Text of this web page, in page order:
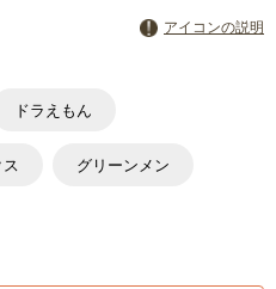
アイコンの説明
ドラえもん
グリーンメン